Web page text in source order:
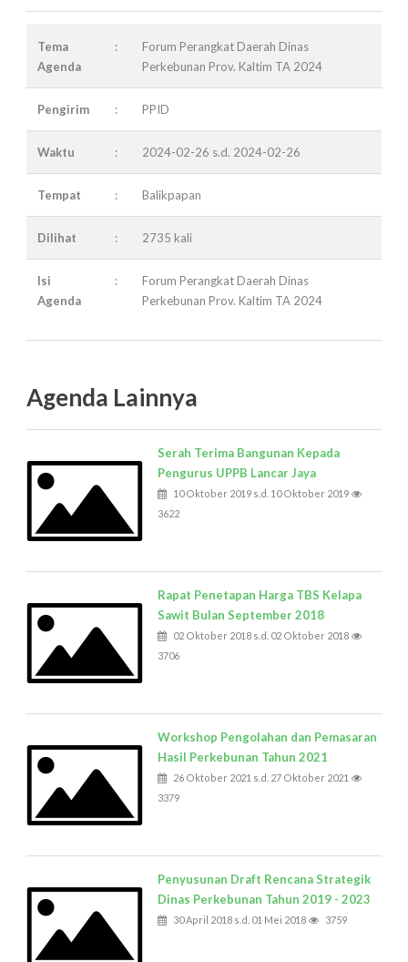
Tema
Agenda
:
Forum Perangkat Daerah Dinas
Perkebunan Prov. Kaltim TA 2024
Pengirim : PPID
Waktu : 2024-02-26 s.d. 2024-02-26
Tempat : Balikpapan
Dilihat : 2735 kali
Isi
Agenda
:
Forum Perangkat Daerah Dinas
Perkebunan Prov. Kaltim TA 2024
Agenda Lainnya
Serah Terima Bangunan Kepada
Pengurus UPPB Lancar Jaya
10 Oktober 2019 s.d. 10 Oktober 2019
3622
Rapat Penetapan Harga TBS Kelapa
Sawit Bulan September 2018
02 Oktober 2018 s.d. 02 Oktober 2018
3706
Workshop Pengolahan dan Pemasaran
Hasil Perkebunan Tahun 2021
26 Oktober 2021 s.d. 27 Oktober 2021
3379
Penyusunan Draft Rencana Strategik
Dinas Perkebunan Tahun 2019 - 2023
30 April 2018 s.d. 01 Mei 2018 3759